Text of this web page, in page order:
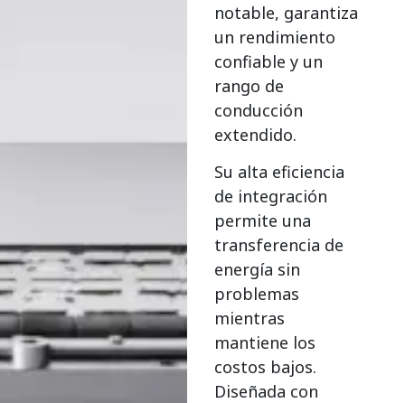
notable, garantiza
un rendimiento
confiable y un
rango de
conducción
extendido.
Su alta eficiencia
de integración
permite una
transferencia de
energía sin
problemas
mientras
mantiene los
costos bajos.
Diseñada con